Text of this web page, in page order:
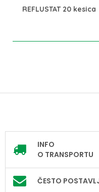
REFLUSTAT 20 kesica
INFO
O TRANSPORTU
ČESTO